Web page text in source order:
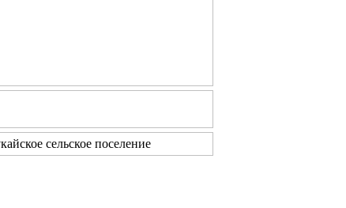
сельское поселение